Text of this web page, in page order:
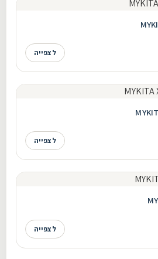
לצפייה
לצפייה
לצפייה